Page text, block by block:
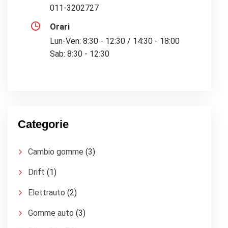
011-3202727
Orari
Lun-Ven: 8:30 - 12:30 / 14:30 - 18:00
Sab: 8:30 - 12:30
Categorie
Cambio gomme (3)
Drift (1)
Elettrauto (2)
Gomme auto (3)